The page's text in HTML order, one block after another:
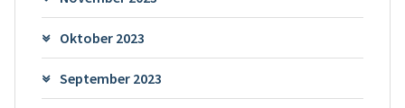
Oktober 2023
September 2023